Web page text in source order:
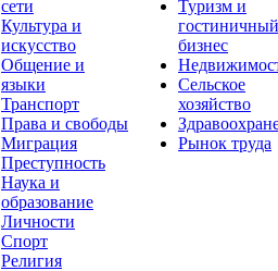
сети
Культура и
искусство
Общение и
языки
Транспорт
Права и свободы
Миграция
Преступность
Наука и
образование
Личности
Спорт
Религия
Туризм и
гостиничный
бизнес
Сельское
хозяйство
Рынок труда